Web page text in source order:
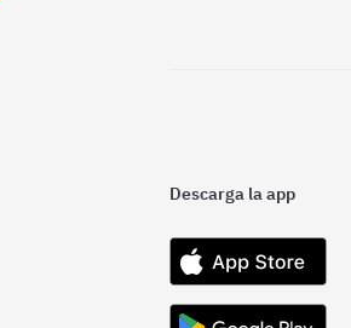
Descarga la app